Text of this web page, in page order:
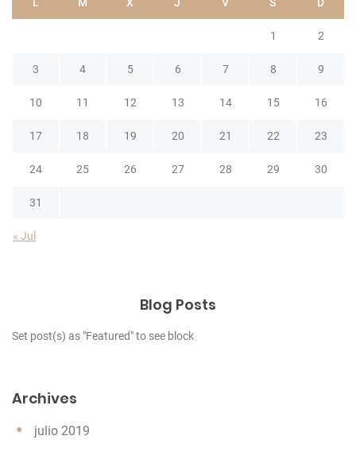
« Jul
1 2
3 4 5 6 7 8 9
10 11 12 13 14 15 16
17 18 19 20 21 22 23
24 25 26 27 28 29 30
31
Blog Posts
Set post(s) as "Featured" to see block
Archives
julio 2019